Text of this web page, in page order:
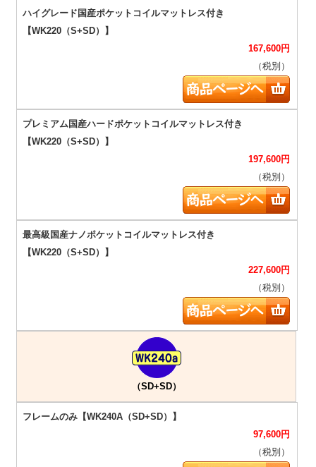
167,600円
（税別）
197,600円
（税別）
227,600円
（税別）
（SD+SD）
97,600円
（税別）